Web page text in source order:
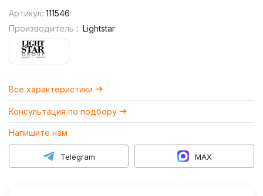
Артикул: 111546
Производитель : Lightstar
Все характеристики
Консультация по подбору
Напишите нам
Telegram MAX